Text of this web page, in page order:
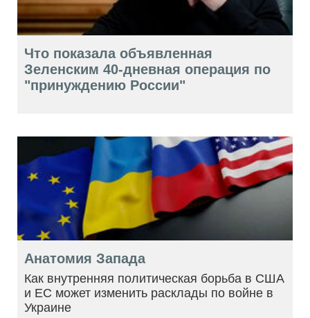
Что показала объявленная
Зеленским 40-дневная операция по
"принуждению России"
Анатомия Запада
Как внутренняя политическая борьба в США
и ЕС может изменить расклады по войне в
Украине